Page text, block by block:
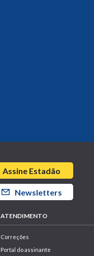
ATENDIMENTO
Correções
Portal do assinante
Assine Estadão
Newsletters